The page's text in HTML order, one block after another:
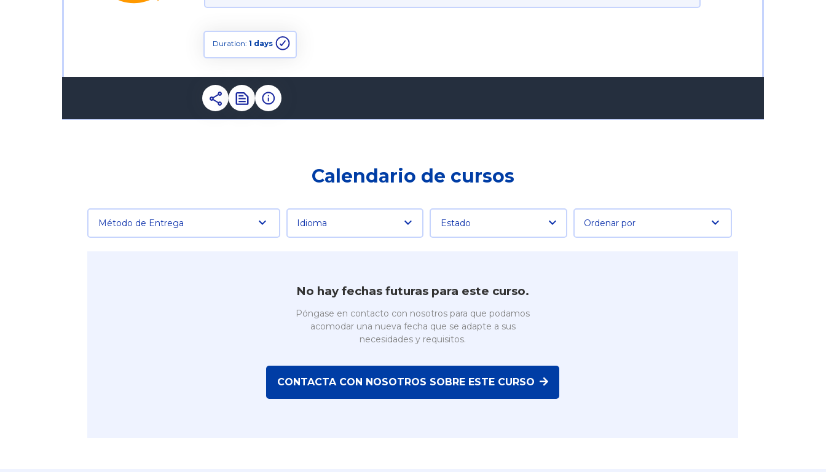
Duration:1 days
Calendario de cursos
Método de Entrega Idioma Estado Ordenar por
No hay fechas futuras para este curso.
Póngase en contacto con nosotros para que podamos
acomodar una nueva fecha que se adapte a sus
necesidades y requisitos.
CONTACTA CON NOSOTROS SOBRE ESTE CURSO